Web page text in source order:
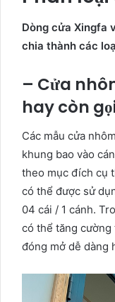
Dòng cửa Xingfa
chia thành các
– Cửa
hay còn
Các mẫu cửa
khung bao vào
theo mục đích cụ
có thể được sử
04 cái / 1 cánh.
có thể tăng cường
đóng mở dễ dàng